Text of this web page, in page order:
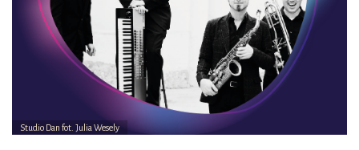
Studio Dan fot. Julia Wesely